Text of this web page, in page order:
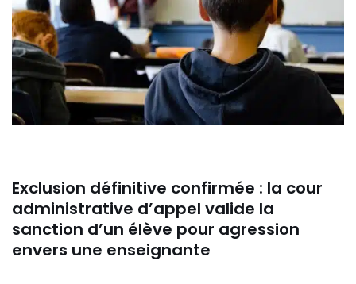
Exclusion définitive confirmée : la cour
administrative d’appel valide la
sanction d’un élève pour agression
envers une enseignante